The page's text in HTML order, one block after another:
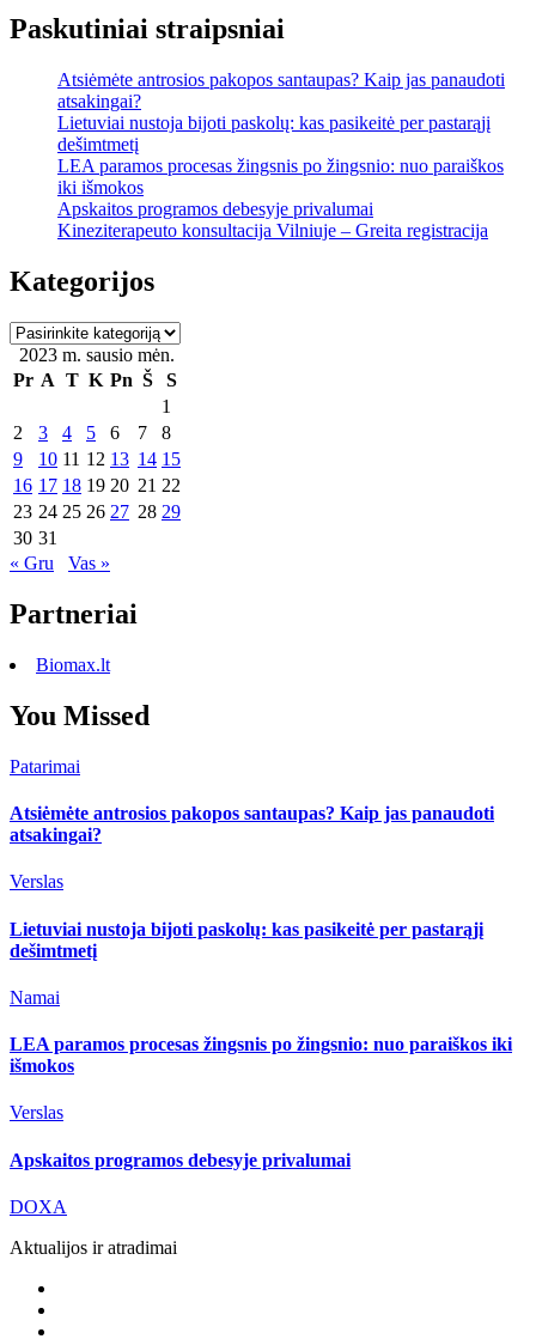
Paskutiniai straipsniai
Atsiėmėte antrosios pakopos santaupas? Kaip jas panaudoti
atsakingai?
Lietuviai nustoja bijoti paskolų: kas pasikeitė per pastarąjį
dešimtmetį
LEA paramos procesas žingsnis po žingsnio: nuo paraiškos
iki išmokos
Apskaitos programos debesyje privalumai
Kineziterapeuto konsultacija Vilniuje – Greita registracija
Kategorijos
Kategorijos
2023 m. sausio mėn.
Pr A T K Pn Š
S
1
2
3 4 5 6 7
8
9
10 11 12 13 14 15
16 17 18 19 20 21 22
23 24 25 26 27 28 29
30 31
« Gru
Vas »
Partneriai
Biomax.lt
You Missed
Patarimai
Atsiėmėte antrosios pakopos santaupas? Kaip jas panaudoti
atsakingai?
Verslas
Lietuviai nustoja bijoti paskolų: kas pasikeitė per pastarąjį
dešimtmetį
Namai
LEA paramos procesas žingsnis po žingsnio: nuo paraiškos iki
išmokos
Verslas
Apskaitos programos debesyje privalumai
DOXA
Aktualijos ir atradimai